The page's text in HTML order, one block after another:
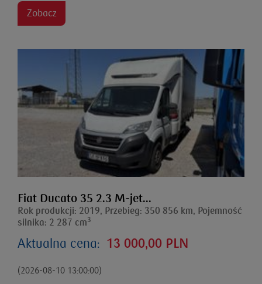
Zobacz
Fiat Ducato 35 2.3 M-jet...
Rok produkcji: 2019, Przebieg: 350 856 km, Pojemność
silnika: 2 287 cm3
Aktualna cena: 13 000,00 PLN
(2026-08-10 13:00:00)